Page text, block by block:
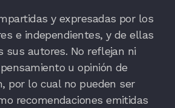
y expresadas por los
e independientes, y de ellas
sus autores. No reflejan ni
u opinión de
por lo cual no pueden ser
recomendaciones emitidas